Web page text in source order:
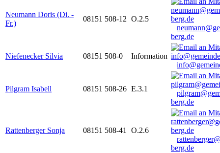
Neumann Doris (Di. -
Fr.)
08151 508-12 O.2.5
berg.de
Niefenecker Silvia 08151 508-0
Information
Pilgram Isabell 08151 508-26 E.3.1
berg.de
Rattenberger Sonja 08151 508-41
O.2.6
berg.de